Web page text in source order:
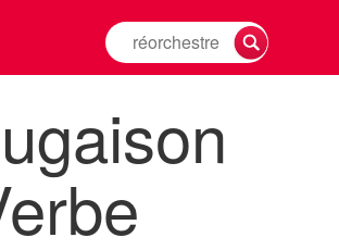
Rechercher
la
d'un
verbe